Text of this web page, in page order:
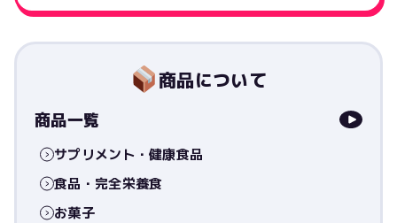
商品について
商品一覧
サプリメント・健康食品
食品・完全栄養食
お菓子